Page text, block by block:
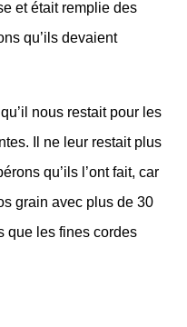
et était remplie des
qu’ils devaient
nous restait pour les
Il ne leur restait plus
qu’ils l’ont fait, car
grain avec plus de 30
que les fines cordes